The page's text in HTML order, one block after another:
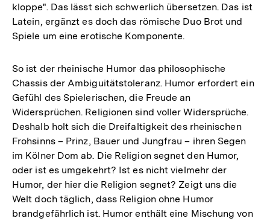
kloppe". Das lässt sich schwerlich übersetzen. Das ist
Latein, ergänzt es doch das römische Duo Brot und
Spiele um eine erotische Komponente.
So ist der rheinische Humor das philosophische
Chassis der Ambiguitätstoleranz. Humor erfordert ein
Gefühl des Spielerischen, die Freude an
Widersprüchen. Religionen sind voller Widersprüche.
Deshalb holt sich die Dreifaltigkeit des rheinischen
Frohsinns – Prinz, Bauer und Jungfrau – ihren Segen
im Kölner Dom ab. Die Religion segnet den Humor,
oder ist es umgekehrt? Ist es nicht vielmehr der
Humor, der hier die Religion segnet? Zeigt uns die
Welt doch täglich, dass Religion ohne Humor
brandgefährlich ist. Humor enthält eine Mischung von